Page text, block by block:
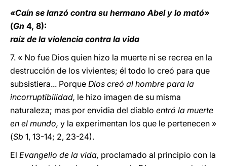
«Caín se lanzó contra su hermano Abel y lo mató»
(Gn 4, 8):
raíz de la violencia contra la vida
7. « No fue Dios quien hizo la muerte ni se recrea en la
destrucción de los vivientes; él todo lo creó para que
subsistiera... Porque Dios creó al hombre para la
incorruptibilidad, le hizo imagen de su misma
naturaleza; mas por envidia del diablo entró la muerte
en el mundo, y la experimentan los que le pertenecen »
(Sb 1, 13-14; 2, 23-24).
El Evangelio de la vida, proclamado al principio con la